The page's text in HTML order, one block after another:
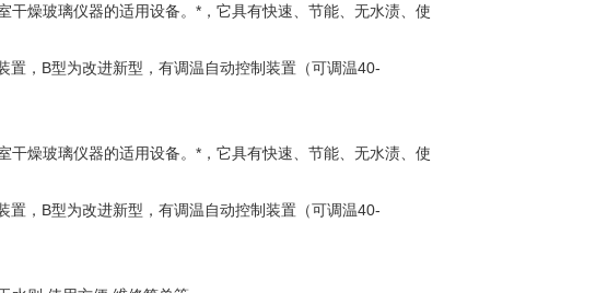
燥玻璃仪器的适用设备。*，它具有快速、节能、无水渍、使
，B型为改进新型，有调温自动控制装置（可调温40-
燥玻璃仪器的适用设备。*，它具有快速、节能、无水渍、使
，B型为改进新型，有调温自动控制装置（可调温40-